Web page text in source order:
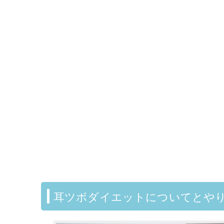
耳ツボダイエットについてとや